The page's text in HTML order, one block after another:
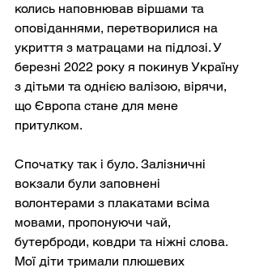
колись наповнював віршами та
оповіданнями, перетворилися на
укриття з матрацами на підлозі. У
березні 2022 року я покинув Україну
з дітьми та однією валізою, вірячи,
що Європа стане для мене
притулком.
Спочатку так і було. Залізничні
вокзали були заповнені
волонтерами з плакатами всіма
мовами, пропонуючи чай,
бутерброди, ковдри та ніжні слова.
Мої діти тримали плюшевих